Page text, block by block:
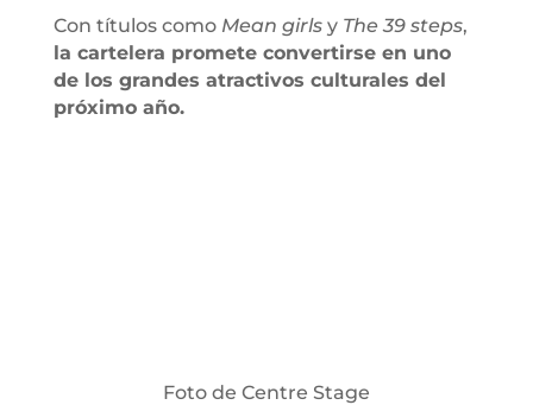
Con títulos como Mean girls y The 39 steps,
la cartelera promete convertirse en uno
de los grandes atractivos culturales del
próximo año.
Foto de Centre Stage